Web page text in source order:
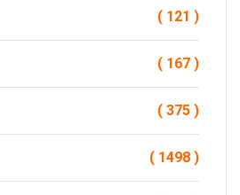
( 121 )
( 167 )
( 375 )
( 1498 )